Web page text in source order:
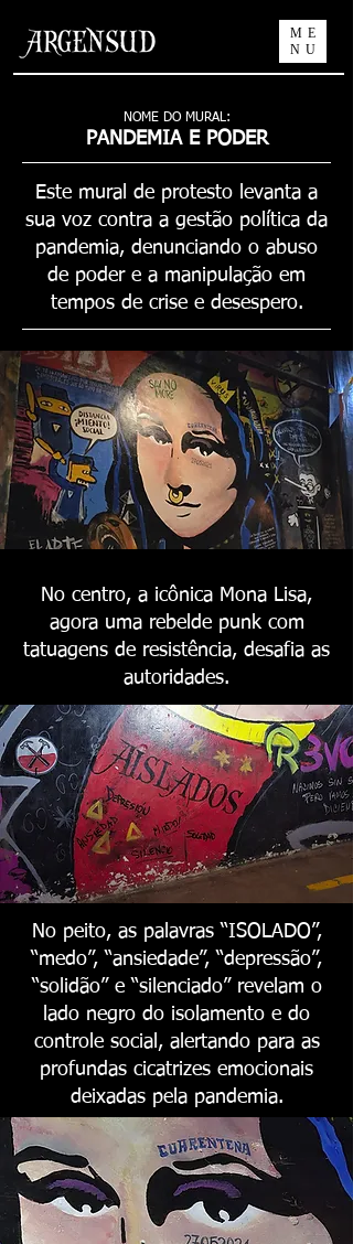
ME
NU
NOME DO MURAL:
PANDEMIA E PODER
Este mural de protesto levanta a
sua voz contra a gestão política da
pandemia, denunciando o abuso
de poder e a manipulação em
tempos de crise e desespero.
No centro, a icônica Mona Lisa,
agora uma rebelde punk com
tatuagens de resistência, desafia as
autoridades.
No peito, as palavras “ISOLADO”,
“medo”, “ansiedade”, “depressão”,
“solidão” e “silenciado” revelam o
lado negro do isolamento e do
controle social, alertando para as
profundas cicatrizes emocionais
deixadas pela pandemia.